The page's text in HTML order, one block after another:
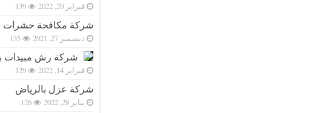
فبراير 20, 2022 139
شركة مكافحة حشرات
ديسمبر 27, 2021 135
شركة رش مبيدات
فبراير 14, 2022 129
شركة عزل بالرياض
يناير 28, 2022 126